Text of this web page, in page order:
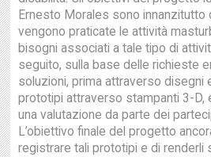
Ernesto Morales sono innanzitutto
vengono praticate le attività
bisogni associati a tale tipo di
seguito, sulla base delle richieste
soluzioni, prima attraverso disegni
prototipi attraverso stampanti 3-D,
una valutazione da parte dei
L’obiettivo finale del progetto
registrare tali prototipi e di renderli